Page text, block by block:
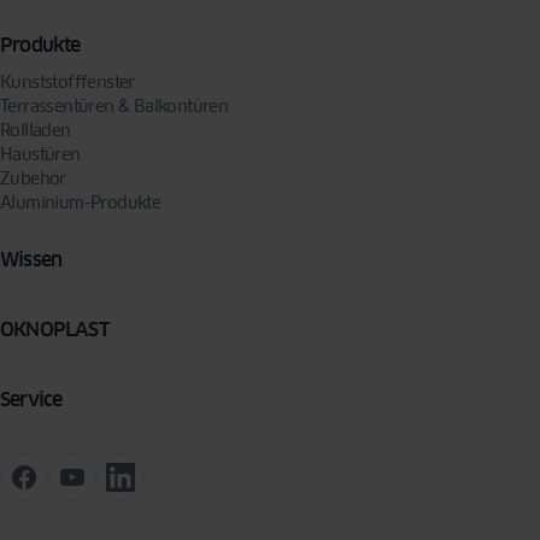
Produkte
Kunststofffenster
Terrassentüren & Balkontüren
Rollläden
Haustüren
Zubehör
Aluminium-Produkte
Wissen
OKNOPLAST
Service